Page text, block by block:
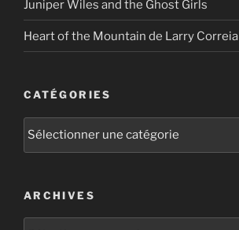
Juniper Wiles and the Ghost Girls
Heart of the Mountain de Larry Correia
CATÉGORIES
ARCHIVES